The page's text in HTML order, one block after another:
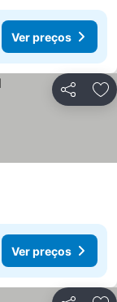
Ver preços
Partilhar
Ver preços